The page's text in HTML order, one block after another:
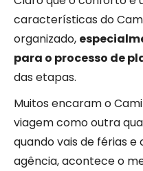
características do
organizado,
para o processo de
das etapas.
Muitos encaram o
viagem como outra
quando vais de férias
agência, acontece o